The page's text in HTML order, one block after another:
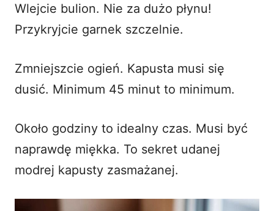
Wlejcie bulion. Nie za dużo płynu!
Przykryjcie garnek szczelnie.
Zmniejszcie ogień. Kapusta musi się
dusić. Minimum 45 minut to minimum.
Około godziny to idealny czas. Musi być
naprawdę miękka. To sekret udanej
modrej kapusty zasmażanej.